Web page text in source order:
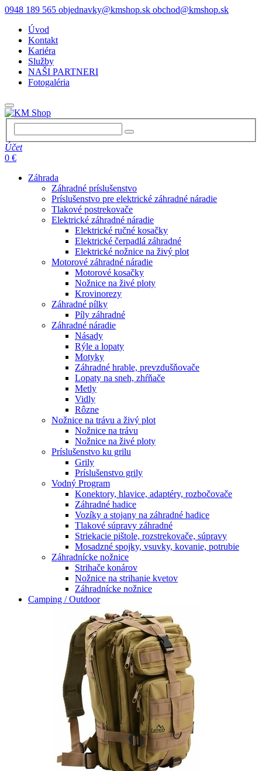
0948 189 565 objednavky@kmshop.sk obchod@kmshop.sk
Úvod
Kontakt
Kariéra
Služby
NAŠI PARTNERI
Fotogaléria
Účet
0 €
Záhrada
Záhradné príslušenstvo
Príslušenstvo pre elektrické záhradné náradie
Tlakové postrekovače
Elektrické záhradné náradie
Elektrické ručné kosačky
Elektrické čerpadlá záhradné
Elektrické nožnice na živý plot
Motorové záhradné náradie
Motorové kosačky
Nožnice na živé ploty
Krovinorezy
Záhradné pílky
Píly záhradné
Záhradné náradie
Násady
Rýle a lopaty
Motyky
Záhradné hrable, prevzdušňovače
Lopaty na sneh, zhŕňače
Metly
Vidly
Rôzne
Nožnice na trávu a živý plot
Nožnice na trávu
Nožnice na živé ploty
Príslušenstvo ku grilu
Grily
Príslušenstvo grily
Vodný Program
Konektory, hlavice, adaptéry, rozbočovače
Záhradné hadice
Vozíky a stojany na záhradné hadice
Tlakové súpravy záhradné
Striekacie pištole, rozstrekovače, súpravy
Mosadzné spojky, vsuvky, kovanie, potrubie
Záhradnícke nožnice
Strihače konárov
Nožnice na strihanie kvetov
Záhradnícke nožnice
Camping / Outdoor